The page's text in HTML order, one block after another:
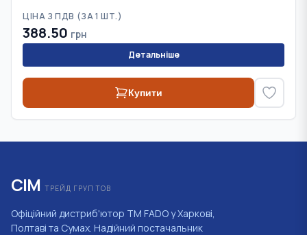
ЦІНА З ПДВ (ЗА 1 ШТ.)
388.50 грн
Детальніше
Купити
СІМ ТРЕЙД ГРУП ТОВ
Офіційний дистриб'ютор ТМ FADO у Харкові,
Полтаві та Сумах. Надійний постачальник